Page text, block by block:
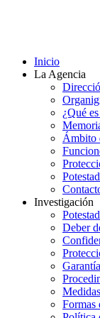
Inicio
La Agencia
¿Qué
Ámbito
Investigación
Deber
Formas